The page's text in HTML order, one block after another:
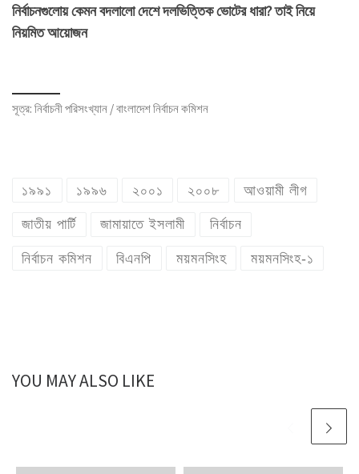
নির্বাচনগুলোয় কেমন বদলালো দেশে দলভিত্তিক ভোটের ধারা? তাই নিয়ে
নিয়মিত আয়োজন
সূত্র: নির্বাচনী পরিসংখ্যান / বাংলাদেশ নির্বাচন কমিশন
১৯৯১ ১৯৯৬ ২০০১ ২০০৮ আওয়ামী লীগ
জাতীয় পার্টি জামায়াতে ইসলামী নির্বাচন
নির্বাচন কমিশন বিএনপি ময়মনসিংহ ময়মনসিংহ-১
YOU MAY ALSO LIKE